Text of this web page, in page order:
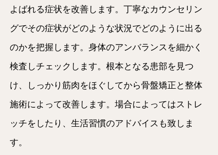
よばれる症状を改善します。丁寧なカウンセリン
グでその症状がどのような状況でどのように出る
のかを把握します。身体のアンバランスを細かく
検査しチェックします。根本となる患部を見つ
け、しっかり筋肉をほぐしてから骨盤矯正と整体
施術によって改善します。場合によってはストレ
ッチをしたり、生活習慣のアドバイスも致しま
す。